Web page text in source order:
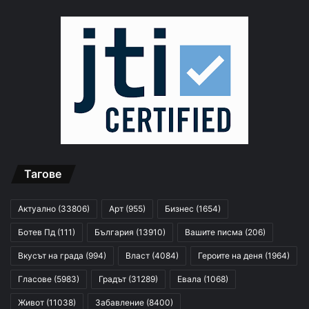
Тагове
Актуално (33806) Арт (955) Бизнес (1654)
Ботев Пд (111) България (13910) Вашите писма (206)
Вкусът на града (994) Власт (4084) Героите на деня (1964)
Гласове (5983) Градът (31289) Евала (1068)
Живот (11038) Забавление (8400)